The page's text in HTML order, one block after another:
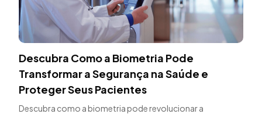
Descubra Como a Biometria Pode
Transformar a Segurança na Saúde e
Proteger Seus Pacientes
Descubra como a biometria pode revolucionar a